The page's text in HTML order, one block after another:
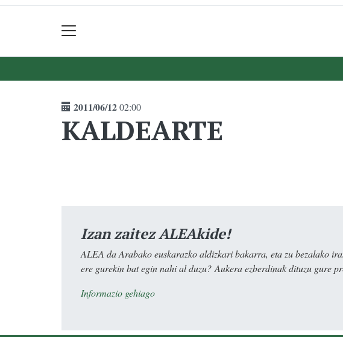
2011/06/1202:00
KALDEARTE
Izan zaitez ALEAkide!
ALEA da Arabako euskarazko aldizkari bakarra, eta zu bezalako
ere gurekin bat egin nahi al duzu? Aukera ezberdinak dituzu gure
Informazio gehiago